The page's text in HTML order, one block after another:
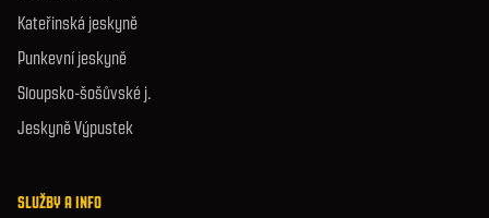
Kateřinská jeskyně
Punkevní jeskyně
Sloupsko-šošůvské j.
Jeskyně Výpustek
SLUŽBY A INFO